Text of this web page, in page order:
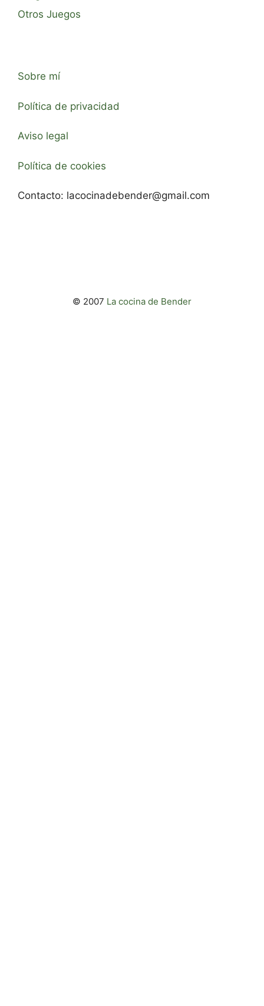
Otros Juegos
Sobre mí
Política de privacidad
Aviso legal
Política de cookies
Contacto: lacocinadebender@gmail.com
© 2007 La cocina de Bender